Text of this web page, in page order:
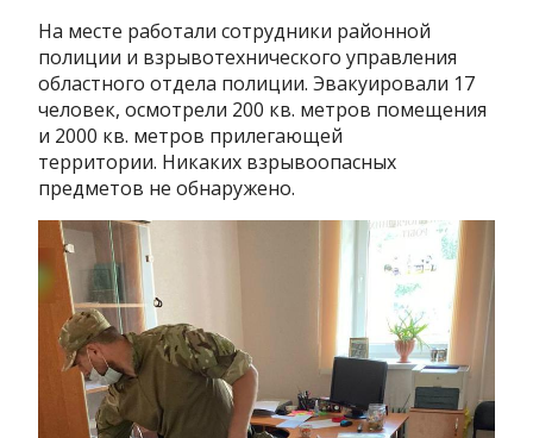
На месте работали сотрудники районной
полиции и взрывотехнического управления
областного отдела полиции. Эвакуировали 17
человек, осмотрели 200 кв. метров помещения
и 2000 кв. метров прилегающей
территории. Никаких взрывоопасных
предметов не обнаружено.